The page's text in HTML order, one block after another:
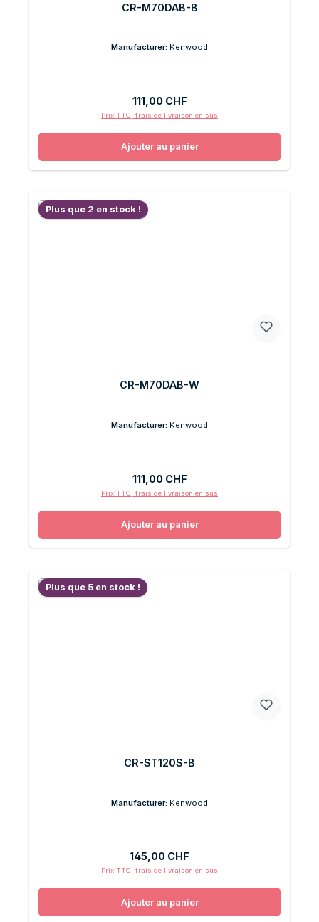
CR-M70DAB-B
Manufacturer: Kenwood
Prix régulier :
111,00 CHF
Prix TTC, frais de livraison en sus
Ajouter au panier
Plus que 2 en stock !
CR-M70DAB-W
Manufacturer: Kenwood
Prix régulier :
111,00 CHF
Prix TTC, frais de livraison en sus
Ajouter au panier
Plus que 5 en stock !
CR-ST120S-B
Manufacturer: Kenwood
Prix régulier :
145,00 CHF
Prix TTC, frais de livraison en sus
Ajouter au panier